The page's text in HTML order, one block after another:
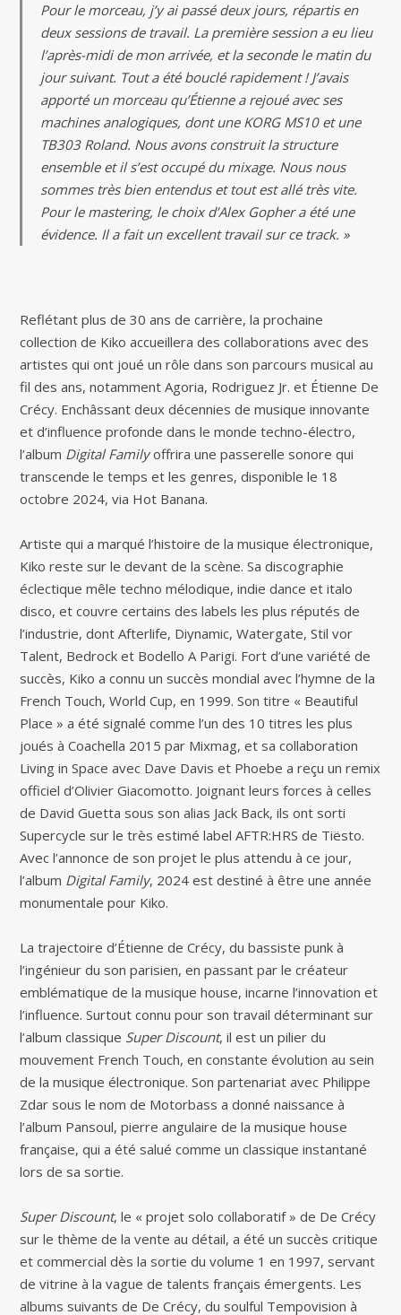
Pour le morceau, j’y ai passé deux jours, répartis en
deux sessions de travail. La première session a eu lieu
l’après-midi de mon arrivée, et la seconde le matin du
jour suivant. Tout a été bouclé rapidement ! J’avais
apporté un morceau qu’Étienne a rejoué avec ses
machines analogiques, dont une KORG MS10 et une
TB303 Roland. Nous avons construit la structure
ensemble et il s’est occupé du mixage. Nous nous
sommes très bien entendus et tout est allé très vite.
Pour le mastering, le choix d’Alex Gopher a été une
évidence. Il a fait un excellent travail sur ce track. »
Reflétant plus de 30 ans de carrière, la prochaine
collection de Kiko accueillera des collaborations avec des
artistes qui ont joué un rôle dans son parcours musical au
fil des ans, notamment Agoria, Rodriguez Jr. et Étienne De
Crécy. Enchâssant deux décennies de musique innovante
et d’influence profonde dans le monde techno-électro,
l’album Digital Familyoffrira une passerelle sonore qui
transcende le temps et les genres, disponible le 18
octobre 2024, via Hot Banana.
Artiste qui a marqué l’histoire de la musique électronique,
Kiko reste sur le devant de la scène. Sa discographie
éclectique mêle techno mélodique, indie dance et italo
disco, et couvre certains des labels les plus réputés de
l’industrie, dont Afterlife, Diynamic, Watergate, Stil vor
Talent, Bedrock et Bodello A Parigi. Fort d’une variété de
succès, Kiko a connu un succès mondial avec l’hymne de la
French Touch, World Cup, en 1999. Son titre « Beautiful
Place » a été signalé comme l’un des 10 titres les plus
joués à Coachella 2015 par Mixmag, et sa collaboration
Living in Space avec Dave Davis et Phoebe a reçu un remix
officiel d’Olivier Giacomotto. Joignant leurs forces à celles
de David Guetta sous son alias Jack Back, ils ont sorti
Supercycle sur le très estimé label AFTR:HRS de Tiësto.
Avec l’annonce de son projet le plus attendu à ce jour,
l’album Digital Family, 2024 est destiné à être une année
monumentale pour Kiko.
La trajectoire d’Étienne de Crécy, du bassiste punk à
l’ingénieur du son parisien, en passant par le créateur
emblématique de la musique house, incarne l’innovation et
l’influence. Surtout connu pour son travail déterminant sur
l’album classique Super Discount, il est un pilier du
mouvement French Touch, en constante évolution au sein
de la musique électronique. Son partenariat avec Philippe
Zdar sous le nom de Motorbass a donné naissance à
l’album Pansoul, pierre angulaire de la musique house
française, qui a été salué comme un classique instantané
lors de sa sortie.
Super Discount, le « projet solo collaboratif » de De Crécy
sur le thème de la vente au détail, a été un succès critique
et commercial dès la sortie du volume 1 en 1997, servant
de vitrine à la vague de talents français émergents. Les
albums suivants de De Crécy, du soulful Tempovision à